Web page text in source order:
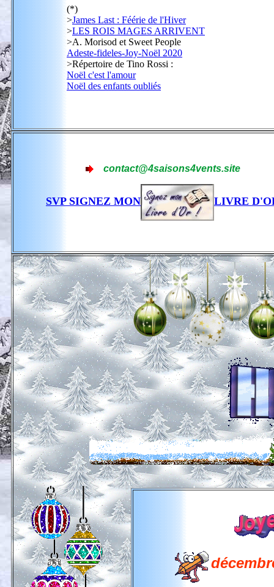
(*)
>James Last : Féérie de l'Hiver
>LES ROIS MAGES ARRIVENT
>A. Morisod et Sweet People
Adeste-fideles-Joy-Noël 2020
>Répertoire de Tino Rossi :
Noël c'est l'amour
Noël des enfants oubliés
contact@4saisons4vents.site
SVP SIGNEZ MON LIVRE